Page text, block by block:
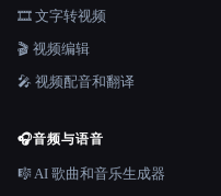
🎞️ 文字转视频
🎬 视频编辑
🎤 视频配音和翻译
🎧音频与语音
🎼 AI 歌曲和音乐生成器